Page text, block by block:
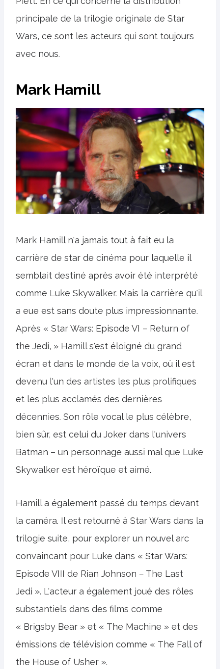
principale de la trilogie originale de Star
Wars, ce sont les acteurs qui sont toujours
avec nous.
Mark Hamill
Mark Hamill n'a jamais tout à fait eu la
carrière de star de cinéma pour laquelle il
semblait destiné après avoir été interprété
comme Luke Skywalker. Mais la carrière qu'il
a eue est sans doute plus impressionnante.
Après « Star Wars: Episode VI – Return of
the Jedi, » Hamill s'est éloigné du grand
écran et dans le monde de la voix, où il est
devenu l'un des artistes les plus prolifiques
et les plus acclamés des dernières
décennies. Son rôle vocal le plus célèbre,
bien sûr, est celui du Joker dans l'univers
Batman – un personnage aussi mal que Luke
Skywalker est héroïque et aimé.
Hamill a également passé du temps devant
la caméra. Il est retourné à Star Wars dans la
trilogie suite, pour explorer un nouvel arc
convaincant pour Luke dans « Star Wars:
Episode VIII de Rian Johnson – The Last
Jedi ». L'acteur a également joué des rôles
substantiels dans des films comme
« Brigsby Bear » et « The Machine » et des
émissions de télévision comme « The Fall of
the House of Usher ».